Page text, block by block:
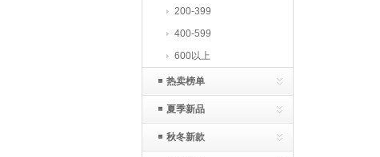
200-399
400-599
600以上
热卖榜单
夏季新品
秋冬新款